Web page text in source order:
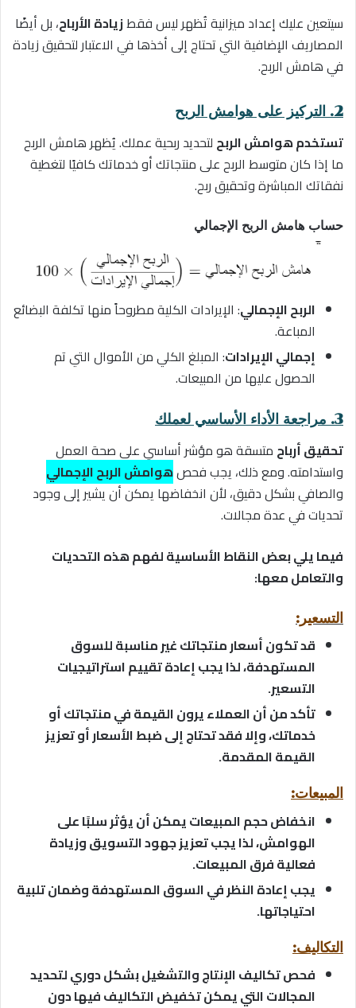
سيتعين عليك إعداد ميزانية تُظهر ليس فقطزيادة الأرباح، بل أيضًا
المصاريف الإضافية التي تحتاج إلى أخذها في الاعتبار لتحقيق زيادة
في هامش الربح.
2. التركيز على هوامش الربح
تستخدم هوامش الربح لتحديد ربحية عملك. يُظهر هامش الربح
ما إذا كان متوسط الربح على منتجاتك أو خدماتك كافيًا لتغطية
نفقاتك المباشرة وتحقيق ربح.
حساب هامش الربح الإجمالي
الربح الإجمالي: الإيرادات الكلية مطروحاً منها تكلفة البضائع
المباعة.
إجمالي الإيرادات: المبلغ الكلي من الأموال التي تم
الحصول عليها من المبيعات.
3. مراجعة الأداء الأساسي لعملك
تحقيق أرباح متسقة هو مؤشر أساسي على صحة العمل
واستدامته. ومع ذلك، يجب فحصهوامش الربح الإجمالي
والصافي بشكل دقيق، لأن انخفاضها يمكن أن يشير إلى وجود
تحديات في عدة مجالات.
فيما يلي بعض النقاط الأساسية لفهم هذه التحديات
والتعامل معها:
التسعير:
قد تكون أسعار منتجاتك غير مناسبة للسوق
المستهدفة، لذا يجب إعادة تقييم استراتيجيات
التسعير.
تأكد من أن العملاء يرون القيمة في منتجاتك أو
خدماتك، وإلا فقد تحتاج إلى ضبط الأسعار أو تعزيز
القيمة المقدمة.
المبيعات:
انخفاض حجم المبيعات يمكن أن يؤثر سلبًا على
الهوامش، لذا يجب تعزيز جهود التسويق وزيادة
فعالية فرق المبيعات.
يجب إعادة النظر في السوق المستهدفة وضمان تلبية
احتياجاتها.
التكاليف:
فحص تكاليف الإنتاج والتشغيل بشكل دوري لتحديد
المجالات التي يمكن تخفيض التكاليف فيها دون